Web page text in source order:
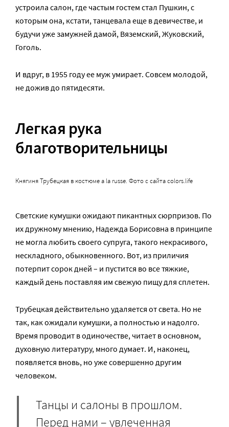
устроила салон, где частым гостем стал Пушкин, с
которым она, кстати, танцевала еще в девичестве, и
будучи уже замужней дамой, Вяземский, Жуковский,
Гоголь.
И вдруг, в 1955 году ее муж умирает. Совсем молодой,
не дожив до пятидесяти.
Легкая рука
благотворительницы
Княгиня Трубецкая в костюме a la russe. Фото с сайта colors.life
Светские кумушки ожидают пикантных сюрпризов. По
их дружному мнению, Надежда Борисовна в принципе
не могла любить своего супруга, такого некрасивого,
нескладного, обыкновенного. Вот, из приличия
потерпит сорок дней – и пустится во все тяжкие,
каждый день поставляя им свежую пищу для сплетен.
Трубецкая действительно удаляется от света. Но не
так, как ожидали кумушки, а полностью и надолго.
Время проводит в одиночестве, читает в основном,
духовную литературу, много думает. И, наконец,
появляется вновь, но уже совершенно другим
человеком.
Танцы и салоны в прошлом.
Перед нами – увлеченная